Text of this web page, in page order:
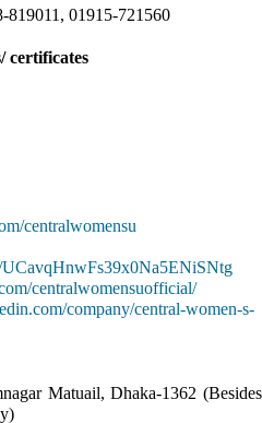
819011, 01915-721560
certificates
centralwomensu
centralwomensuofficial/
company/central-women-s-
Matuail, Dhaka-1362 (Besides